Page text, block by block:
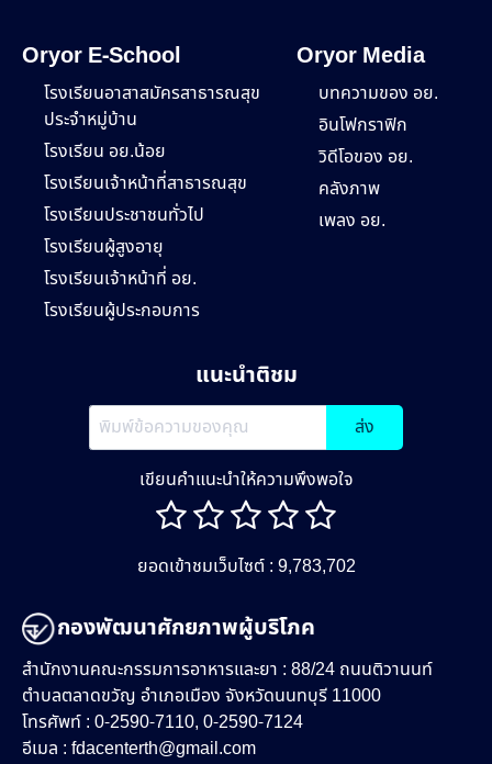
Oryor E-School
โรงเรียนอาสาสมัครสาธารณสุข
ประจำหมู่บ้าน
โรงเรียน อย.น้อย
โรงเรียนเจ้าหน้าที่สาธารณสุข
โรงเรียนประชาชนทั่วไป
โรงเรียนผู้สูงอายุ
โรงเรียนเจ้าหน้าที่ อย.
โรงเรียนผู้ประกอบการ
Oryor Media
บทความของ อย.
อินโฟกราฟิก
วิดีโอของ อย.
คลังภาพ
เพลง อย.
แนะนำติชม
ส่ง
เขียนคำแนะนำให้ความพึงพอใจ
ยอดเข้าชมเว็บไซต์ : 9,783,702
กองพัฒนาศักยภาพผู้บริโภค
สำนักงานคณะกรรมการอาหารและยา : 88/24 ถนนติวานนท์
ตำบลตลาดขวัญ อำเภอเมือง จังหวัดนนทบุรี 11000
โทรศัพท์ : 0-2590-7110, 0-2590-7124
อีเมล : fdacenterth@gmail.com